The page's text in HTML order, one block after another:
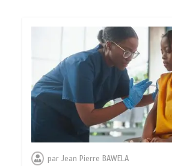
parJean Pierre BAWELA